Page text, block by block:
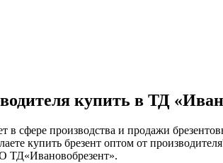
купить в ТД
в сфере производства и продажи
купить брезент оптом от
ТД«Ивановобрезент».